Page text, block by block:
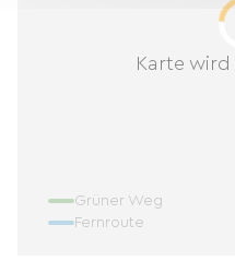
Karte wird
Grüner Weg
Fernroute